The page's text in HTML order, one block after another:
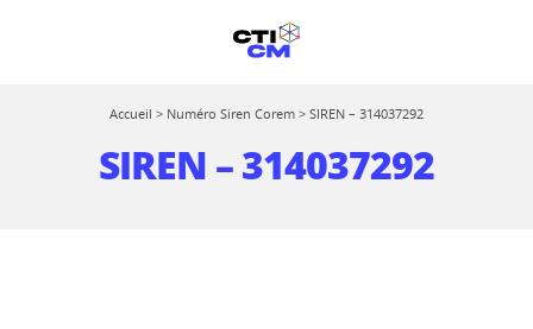
Accueil > Numéro Siren Corem > SIREN – 314037292
SIREN – 314037292